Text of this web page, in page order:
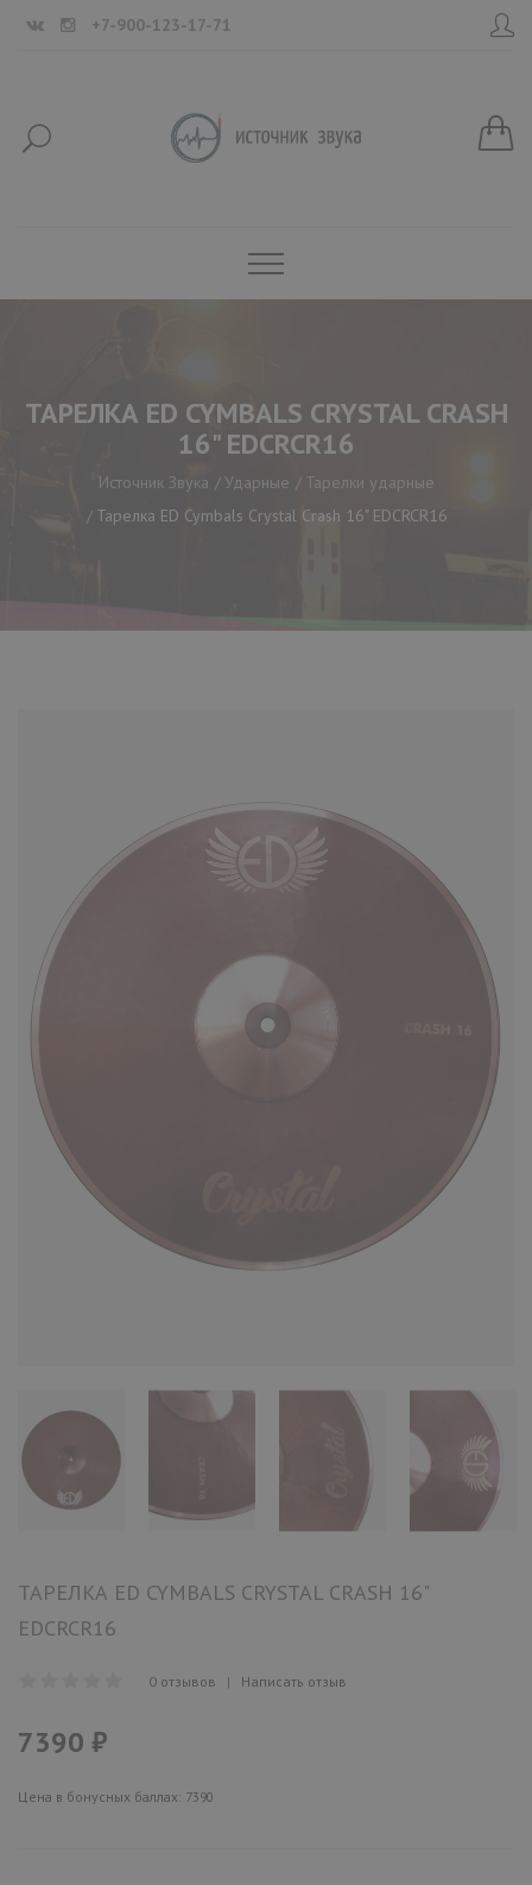
+7-900-123-17-71
ТАРЕЛКА ED CYMBALS CRYSTAL CRASH
16" EDCRCR16
Источник Звука Ударные
Тарелки ударные
Тарелка ED Cymbals Crystal Crash 16" EDCRCR16
ТАРЕЛКА ED CYMBALS CRYSTAL CRASH 16"
EDCRCR16
0 отзывов | Написать отзыв
7390 ₽
Цена в бонусных баллах: 7390